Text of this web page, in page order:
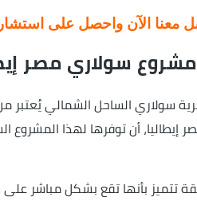
معنا الآن واحصل على
سولاري مصر
سولاري الساحل الشمالي يُعتبر
إيطاليا، أن توفرها لهذا
تتميز بأنها تقع بشكل مباشر على